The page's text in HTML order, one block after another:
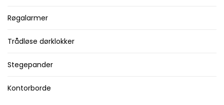
Røgalarmer
Trådløse dørklokker
Stegepander
Kontorborde